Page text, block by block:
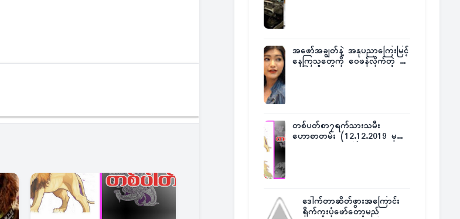
အဖော်အချွတ်နဲ့ အနုပညာကြေးမြင့်
နေကြသူတွေကို ဝေဖန်လိုက်တဲ့ သ
တစ်ပတ်စာ၇ရက်သားသမီး
ဟောစာတမ်း (12.12.2019 မှ
ဒေါက်တာဆိတ်ဖွားအကြောင်း
ရိုက်ကူးပုံဖော်တော့မည်